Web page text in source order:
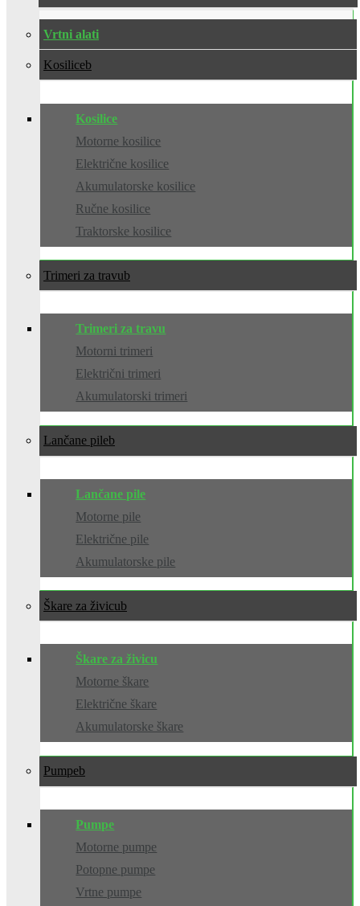
Vrtni alati
Kosilice
Kosilice
Motorne kosilice
Električne kosilice
Akumulatorske kosilice
Ručne kosilice
Traktorske kosilice
Trimeri za travu
Trimeri za travu
Motorni trimeri
Električni trimeri
Akumulatorski trimeri
Lančane pile
Lančane pile
Motorne pile
Električne pile
Akumulatorske pile
Škare za živicu
Škare za živicu
Motorne škare
Električne škare
Akumulatorske škare
Pumpe
Pumpe
Motorne pumpe
Potopne pumpe
Vrtne pumpe